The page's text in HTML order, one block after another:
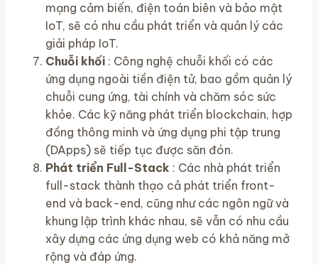
mạng cảm biến, điện toán biên và bảo mật
IoT, sẽ có nhu cầu phát triển và quản lý các
giải pháp IoT.
Chuỗi khối : Công nghệ chuỗi khối có các
ứng dụng ngoài tiền điện tử, bao gồm quản lý
chuỗi cung ứng, tài chính và chăm sóc sức
khỏe. Các kỹ năng phát triển blockchain, hợp
đồng thông minh và ứng dụng phi tập trung
(DApps) sẽ tiếp tục được săn đón.
Phát triển Full-Stack : Các nhà phát triển
full-stack thành thạo cả phát triển front-
end và back-end, cũng như các ngôn ngữ và
khung lập trình khác nhau, sẽ vẫn có nhu cầu
xây dựng các ứng dụng web có khả năng mở
rộng và đáp ứng.